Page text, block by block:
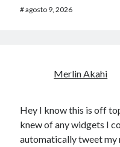
#agosto 9, 2026
Merlin Akahi
Hey I know this is off
knew of any widgets I
automatically tweet my